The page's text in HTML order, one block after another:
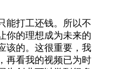
能打工还钱。所以不
你的理想成为未来的
该的。这很重要，我
再看我的视频已为时